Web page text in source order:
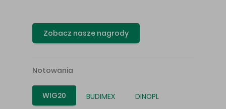
Zobacz nasze nagrody
Notowania
WIG20 BUDIMEX DINOPL